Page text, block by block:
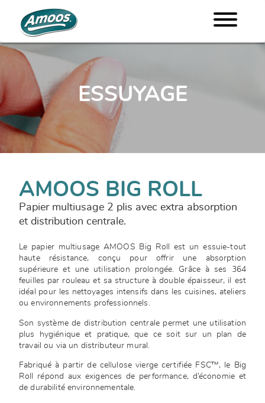
ESSUYAGE
AMOOS BIG ROLL
Papier multiusage 2 plis avec extra absorption
et distribution centrale.
Le papier multiusage AMOOS Big Roll est un essuie-tout
haute résistance, conçu pour offrir une absorption
supérieure et une utilisation prolongée. Grâce à ses 364
feuilles par rouleau et sa structure à double épaisseur, il est
idéal pour les nettoyages intensifs dans les cuisines, ateliers
ou environnements professionnels.
Son système de distribution centrale permet une utilisation
plus hygiénique et pratique, que ce soit sur un plan de
travail ou via un distributeur mural.
Fabriqué à partir de cellulose vierge certifiée FSC™, le Big
Roll répond aux exigences de performance, d’économie et
de durabilité environnementale.